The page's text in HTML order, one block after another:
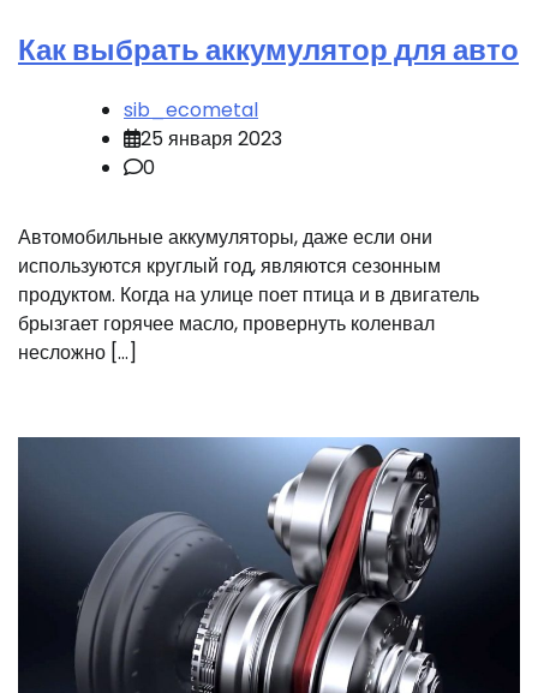
Как выбрать аккумулятор для авто
sib_ecometal
25 января 2023
0
Автомобильные аккумуляторы, даже если они
используются круглый год, являются сезонным
продуктом. Когда на улице поет птица и в двигатель
брызгает горячее масло, провернуть коленвал
несложно […]